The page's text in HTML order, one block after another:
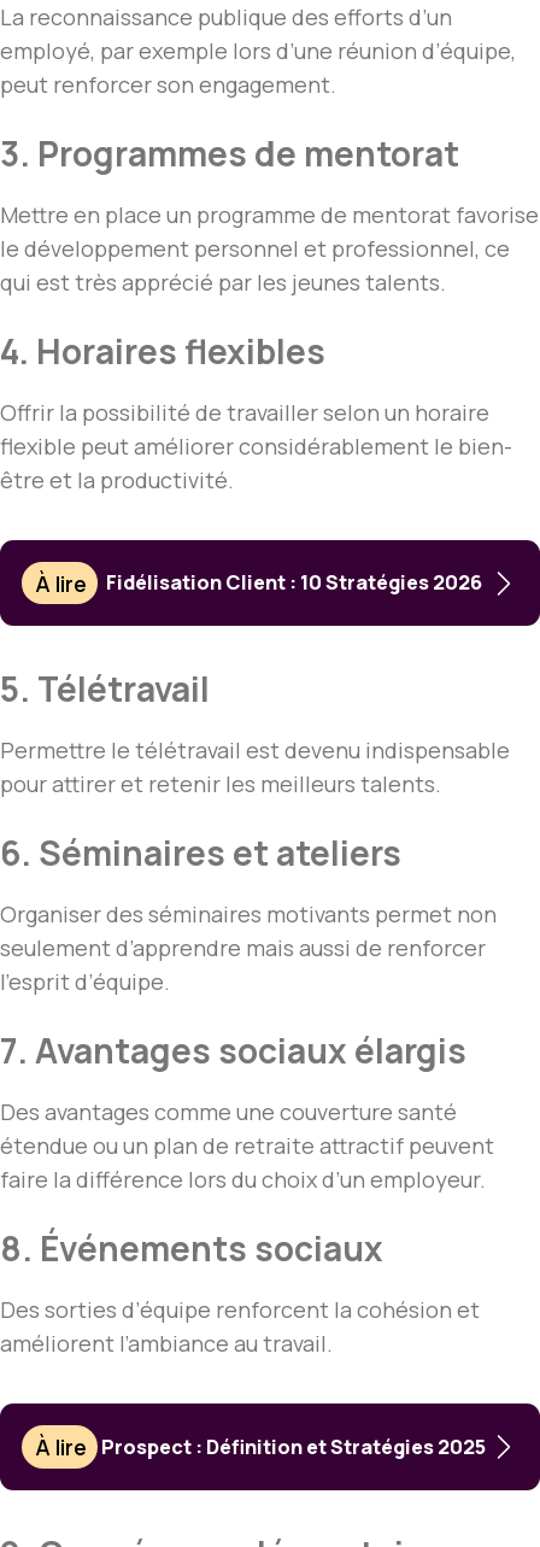
La reconnaissance publique des efforts d’un
employé, par exemple lors d’une réunion d’équipe,
peut renforcer son engagement.
3. Programmes de mentorat
Mettre en place un programme de mentorat favorise
le développement personnel et professionnel, ce
qui est très apprécié par les jeunes talents.
4. Horaires flexibles
Offrir la possibilité de travailler selon un horaire
flexible peut améliorer considérablement le bien-
être et la productivité.
À lire Fidélisation Client : 10 Stratégies 2026
5. Télétravail
Permettre le télétravail est devenu indispensable
pour attirer et retenir les meilleurs talents.
6. Séminaires et ateliers
Organiser des séminaires motivants permet non
seulement d’apprendre mais aussi de renforcer
l’esprit d’équipe.
7. Avantages sociaux élargis
Des avantages comme une couverture santé
étendue ou un plan de retraite attractif peuvent
faire la différence lors du choix d’un employeur.
8. Événements sociaux
Des sorties d’équipe renforcent la cohésion et
améliorent l’ambiance au travail.
À lire Prospect : Définition et Stratégies 2025